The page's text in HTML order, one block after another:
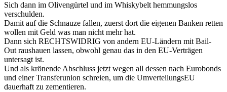
Sich dann im Olivengürtel und im Whiskybelt hemmungslos
verschulden.
Damit auf die Schnauze fallen, zuerst dort die eigenen Banken retten
wollen mit Geld was man nicht mehr hat.
Dann sich RECHTSWIDRIG von andern EU-Ländern mit Bail-
Out raushauen lassen, obwohl genau das in den EU-Verträgen
untersagt ist.
Und als krönende Abschluss jetzt wegen all dessen nach Eurobonds
und einer Transferunion schreien, um die UmverteilungsEU
dauerhaft zu zementieren.